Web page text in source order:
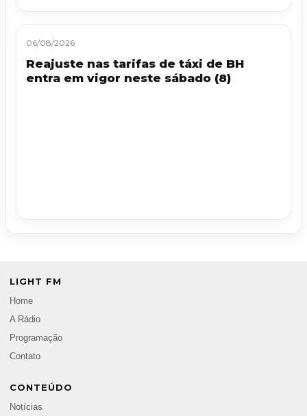
06/08/2026
Reajuste nas tarifas de táxi de BH
entra em vigor neste sábado (8)
LIGHT FM
Home
A Rádio
Programação
Contato
CONTEÚDO
Notícias